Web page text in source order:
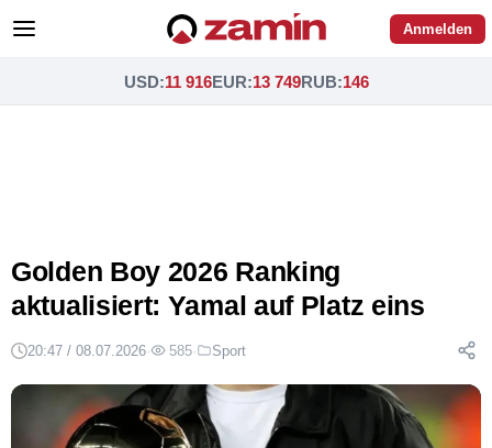
Anmelden
USD:11 916EUR:13 749RUB:146
Golden Boy 2026 Ranking
aktualisiert: Yamal auf Platz eins
20:47 / 08.07.2026· 585· Sport